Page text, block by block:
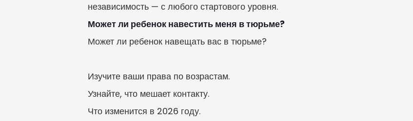
независимость — с любого стартового уровня.
Может ли ребенок навестить меня в тюрьме?
Может ли ребенок навещать вас в тюрьме?
Изучите ваши права по возрастам.
Узнайте, что мешает контакту.
Что изменится в 2026 году.